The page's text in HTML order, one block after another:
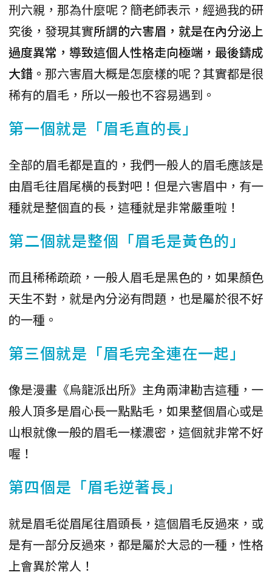
刑六親，那為什麼呢？簡老師表示，經過我的研
究後，發現其實所謂的六害眉，就是在內分泌上
過度異常，導致這個人性格走向極端，最後鑄成
大錯。 那六害眉大概是怎麼樣的呢？其實都是很
稀有的眉毛，所以一般也不容易遇到。
第一個就是「眉毛直的長」
全部的眉毛都是直的，我們一般人的眉毛應該是
由眉毛往眉尾橫的長對吧！但是六害眉中，有一
種就是整個直的長，這種就是非常嚴重啦！
第二個就是整個「眉毛是黃色的」
而且稀稀疏疏，一般人眉毛是黑色的，如果顏色
天生不對，就是內分泌有問題，也是屬於很不好
的一種。
第三個就是「眉毛完全連在一起」
像是漫畫《烏龍派出所》主角兩津勘吉這種，一
般人頂多是眉心長一點點毛，如果整個眉心或是
山根就像一般的眉毛一樣濃密，這個就非常不好
喔！
第四個是「眉毛逆著長」
就是眉毛從眉尾往眉頭長，這個眉毛反過來，或
是有一部分反過來，都是屬於大忌的一種，性格
上會異於常人！